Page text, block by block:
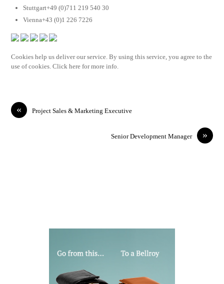
Stuttgart+49 (0)711 219 540 30
Vienna+43 (0)1 226 7226
Cookies help us deliver our service. By using this service, you agree to the
use of cookies. Click here for more info.
« Project Sales & Marketing Executive
»
Senior Development Manager